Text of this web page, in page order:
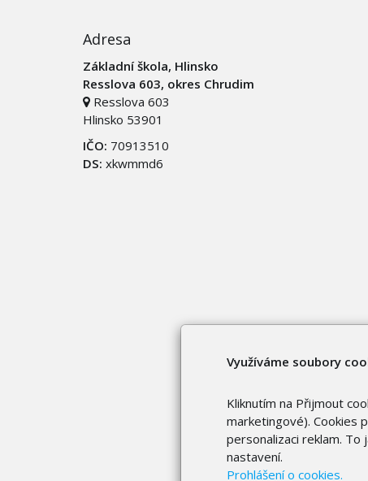
Adresa
Základní škola, Hlinsko
Resslova 603, okres Chrudim
Resslova 603
Hlinsko 53901
IČO: 70913510
DS: xkwmmd6
Využíváme soubory
Kliknutím na Přijmout
marketingové). Cookies
personalizaci reklam.
nastavení.
Prohlášení o cookies.